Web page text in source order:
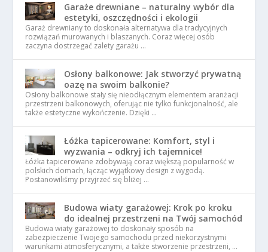
Garaże drewniane – naturalny wybór dla
estetyki, oszczędności i ekologii
Garaż drewniany to doskonała alternatywa dla tradycyjnych
rozwiązań murowanych i blaszanych. Coraz więcej osób
zaczyna dostrzegać zalety garażu …
Osłony balkonowe: Jak stworzyć prywatną
oazę na swoim balkonie?
Osłony balkonowe stały się nieodłącznym elementem aranżacji
przestrzeni balkonowych, oferując nie tylko funkcjonalność, ale
także estetyczne wykończenie. Dzięki …
Łóżka tapicerowane: Komfort, styl i
wyzwania – odkryj ich tajemnice!
Łóżka tapicerowane zdobywają coraz większą popularność w
polskich domach, łącząc wyjątkowy design z wygodą.
Postanowiliśmy przyjrzeć się bliżej …
Budowa wiaty garażowej: Krok po kroku
do idealnej przestrzeni na Twój samochód
Budowa wiaty garażowej to doskonały sposób na
zabezpieczenie Twojego samochodu przed niekorzystnymi
warunkami atmosferycznymi, a także stworzenie przestrzeni, …